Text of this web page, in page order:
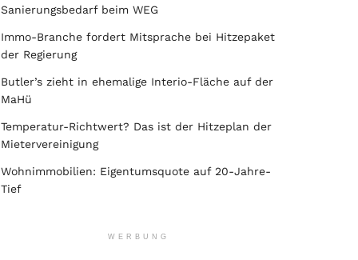
Sanierungsbedarf beim WEG
Immo-Branche fordert Mitsprache bei Hitzepaket
der Regierung
Butler’s zieht in ehemalige Interio-Fläche auf der
MaHü
Temperatur-Richtwert? Das ist der Hitzeplan der
Mietervereinigung
Wohnimmobilien: Eigentumsquote auf 20-Jahre-
Tief
WERBUNG